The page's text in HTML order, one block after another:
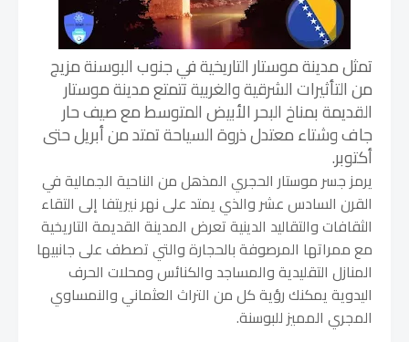
تمثل مدينة موستار التاريخية في جنوب البوسنة مزيج
من التأثيرات الشرقية والغربية تتمتع مدينة موستار
القديمة بمناخ البحر الأبيض المتوسط مع صيف حار
جاف وشتاء معتدل ذروة السياحة تمتد من أبريل حتى
أكتوبر.
يرمز جسر موستار الحجري المذهل من الناحية الجمالية في
القرن السادس عشر والذي يمتد على نهر نيريتفا إلى التقاء
الثقافات والتقاليد الدينية تعرض المدينة القديمة التاريخية
مع ممراتها المرصوفة بالحجارة والتي تصطف على جانبيها
المنازل التقليدية والمساجد والكنائس ومحلات الحرف
اليدوية يمكنك رؤية كل من التراث العثماني والنمساوي
المجري المميز للبوسنة.